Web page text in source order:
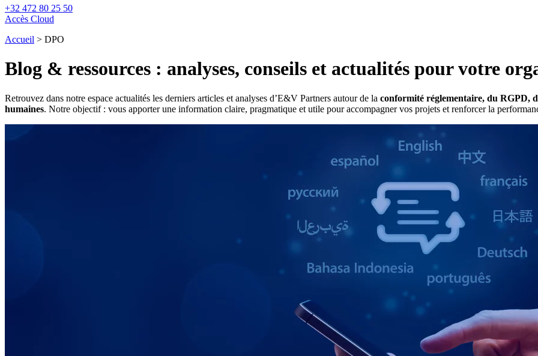
+32 472 80 25 50
Accès Cloud
Accueil > DPO
Blog & ressources : analyses, conseils et actualités pour votre
Retrouvez dans notre espace actualités les derniers articles et analyses d’E&V Partners autour de la conformité réglementaire, du RGPD,
humaines. Notre objectif : vous apporter une information claire, pragmatique et utile pour accompagner vos projets et renforcer la